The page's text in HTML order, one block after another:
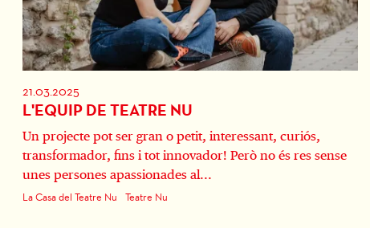
21.03.2025
L'EQUIP DE TEATRE NU
Un projecte pot ser gran o petit, interessant, curiós,
transformador, fins i tot innovador! Però no és res sense
unes persones apassionades al...
La Casa del Teatre Nu Teatre Nu